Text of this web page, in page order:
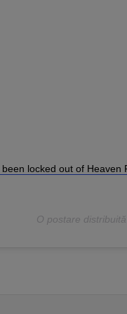
locked out of
O postare